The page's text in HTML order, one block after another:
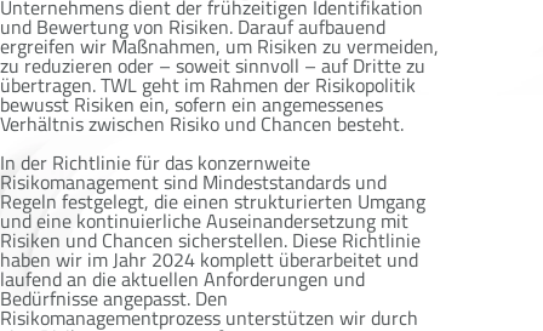
Unternehmens dient der frühzeitigen Identifikation
und Bewertung von Risiken. Darauf aufbauend
ergreifen wir Maßnahmen, um Risiken zu vermeiden,
zu reduzieren oder – soweit sinnvoll – auf Dritte zu
übertragen. TWL geht im Rahmen der Risikopolitik
bewusst Risiken ein, sofern ein angemessenes
Verhältnis zwischen Risiko und Chancen besteht.
In der Richtlinie für das konzernweite
Risikomanagement sind Mindeststandards und
Regeln festgelegt, die einen strukturierten Umgang
und eine kontinuierliche Auseinandersetzung mit
Risiken und Chancen sicherstellen. Diese Richtlinie
haben wir im Jahr 2024 komplett überarbeitet und
laufend an die aktuellen Anforderungen und
Bedürfnisse angepasst. Den
Risikomanagementprozess unterstützen wir durch